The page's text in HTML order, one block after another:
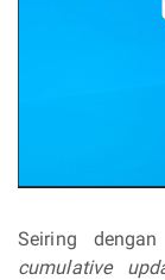
Seiring
cumulative